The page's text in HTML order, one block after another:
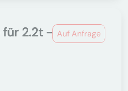
Auf Anfrage
für 2.2t -